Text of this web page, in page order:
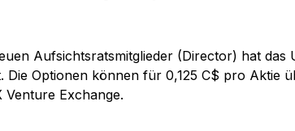
Aufsichtsratsmitglieder (Director) hat
Optionen können für 0,125 C$ pro
Exchange.